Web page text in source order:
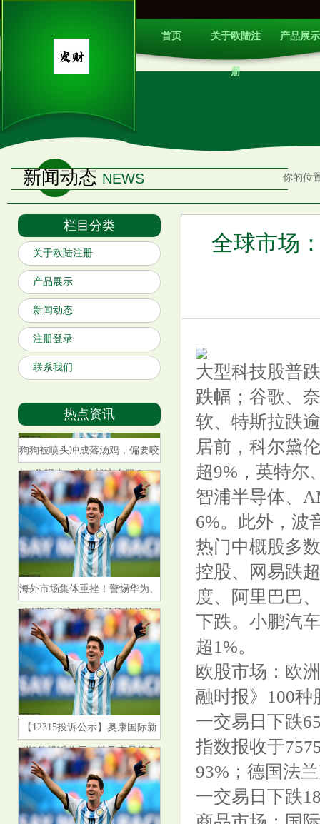
首页 关于欧陆注
册
产品展示
新闻动态 NEWS 你的位
栏目分类
关于欧陆注册
产品展示
新闻动态
注册登录
联系我们
热点资讯
狗狗被喷头冲成落汤鸡，偏要咬
住喝水，它咋就这么倔？
海外市场集体重挫！警惕华为、
消费电子方向资金抢跑的风险
【12315投诉公示】奥康国际新
增2件投诉公示，涉及产品掺杂
掺假、以假充真、以次充好问题
等
全球市场
大型科技股普
跌幅；谷歌、
软、特斯拉跌
居前，科尔黛
超9%，英特尔
智浦半导体、
6%。此外，波
热门中概股多
控股、网易跌
度、阿里巴巴
下跌。小鹏汽
超1%。
欧股市场：欧
融时报》100种
一交易日下跌
指数报收于
93%；德国法
一交易日下跌